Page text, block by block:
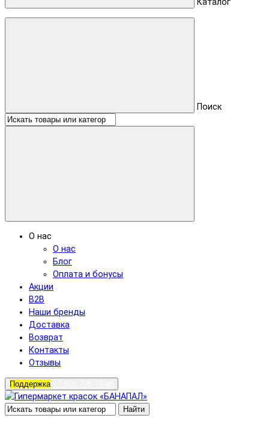
Каталог
Поиск
О нас
О нас
Блог
Оплата и бонусы
Акции
B2B
Наши бренды
Доставка
Возврат
Контакты
Отзывы
Поддержка
Найти